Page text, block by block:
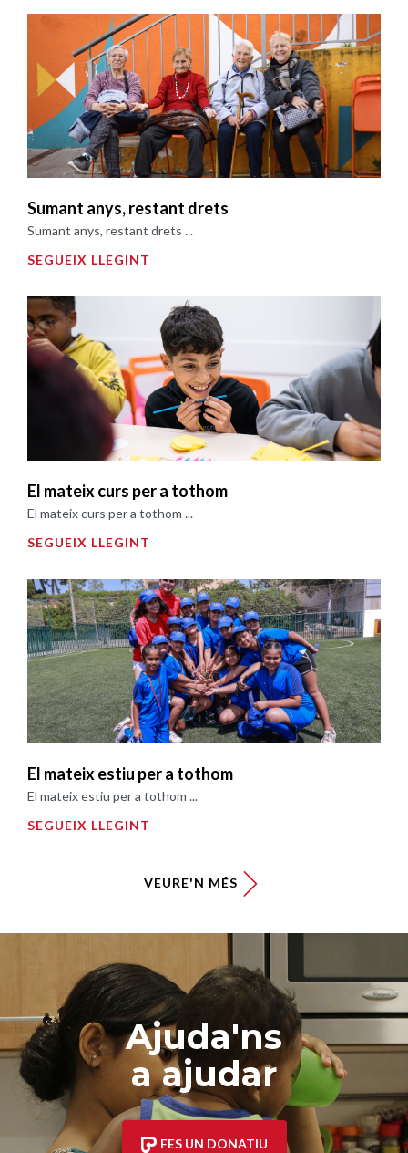
Sumant anys, restant drets
Sumant anys, restant drets ...
SEGUEIX LLEGINT
El mateix curs per a tothom
El mateix curs per a tothom ...
SEGUEIX LLEGINT
El mateix estiu per a tothom
El mateix estiu per a tothom ...
SEGUEIX LLEGINT
VEURE'N MÉS
Ajuda'ns
a ajudar
FES UN DONATIU